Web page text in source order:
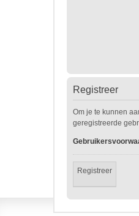
Registreer
Om je te kunnen
geregistreerde
Registreer